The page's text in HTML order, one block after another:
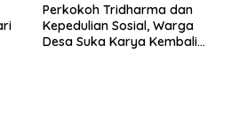
Perkokoh Tridharma dan
Kepedulian Sosial, Warga
Desa Suka Karya Kembali